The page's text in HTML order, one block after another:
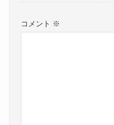
コメント ※